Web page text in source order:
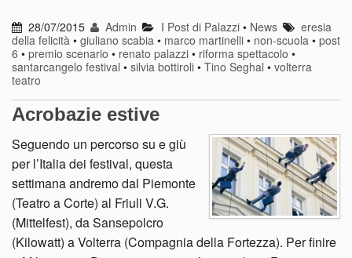
28/07/2015 Admin I Post di Palazzi• News
eresia
della felicità • giuliano scabia • marco martinelli • non-scuola • post
6 • premio scenario • renato palazzi • riforma spettacolo •
santarcangelo festival • silvia bottiroli • Tino Seghal • volterra
teatro
Acrobazie estive
Seguendo un percorso su e giù
per l’Italia dei festival, questa
settimana andremo dal Piemonte
(Teatro a Corte) al Friuli V.G.
(Mittelfest), da Sansepolcro
(Kilowatt) a Volterra (Compagnia della Fortezza). Per finire